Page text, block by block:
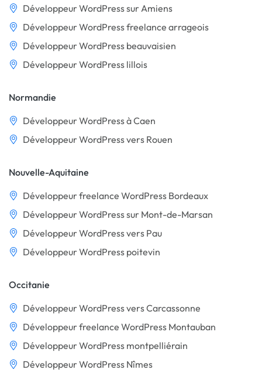
Développeur WordPress sur Amiens
Développeur WordPress freelance arrageois
Développeur WordPress beauvaisien
Développeur WordPress lillois
Normandie
Développeur WordPress à Caen
Développeur WordPress vers Rouen
Nouvelle-Aquitaine
Développeur freelance WordPress Bordeaux
Développeur WordPress sur Mont-de-Marsan
Développeur WordPress vers Pau
Développeur WordPress poitevin
Occitanie
Développeur WordPress vers Carcassonne
Développeur freelance WordPress Montauban
Développeur WordPress montpelliérain
Développeur WordPress Nîmes